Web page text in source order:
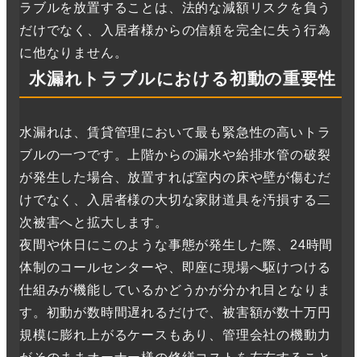
ラブルを放置することは、法的な減額リスクを負う
だけでなく、入居者様からの信頼を完全に失う行為
に他なりません。
水漏れトラブルにおける初動の重要性
水漏れは、賃貸管理において最も緊急性の高いトラ
ブルの一つです。上階からの漏水や給排水管の破裂
が発生した場合、放置すれば室内の床や壁が傷むだ
けでなく、入居者様の大切な家財道具を汚損する二
次被害へと拡大します。
夜間や休日にこのような事態が発生した際、24時間
体制のコールセンターや、即座に現場へ駆けつける
仕組みが機能しているかどうかが分かれ目となりま
す。初動が数時間遅れるだけで、被害額が数十万円
規模に膨れ上がるケースもあり、管理会社の機動力